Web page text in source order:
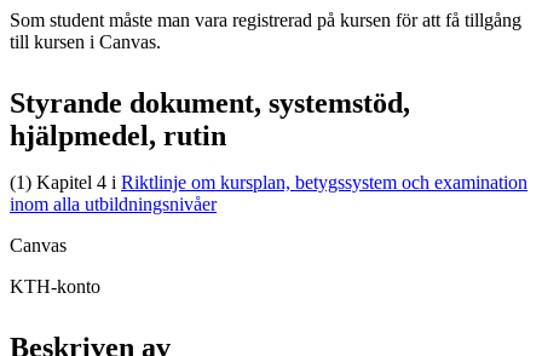
Som student måste man vara registrerad på kursen för att få tillgång
till kursen i Canvas.
Styrande dokument, systemstöd,
hjälpmedel, rutin
(1) Kapitel 4 i Riktlinje om kursplan, betygssystem och examination
inom alla utbildningsnivåer
Canvas
KTH-konto
Beskriven av